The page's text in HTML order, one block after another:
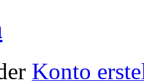
Konto